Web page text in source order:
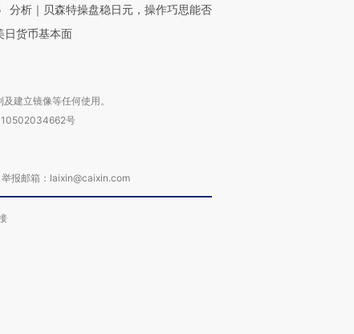
分析｜贝森特操盘稳日元，操作巧思能否
日货币基本面
建立镜像等任何使用。
号
报邮箱：laixin@caixin.com